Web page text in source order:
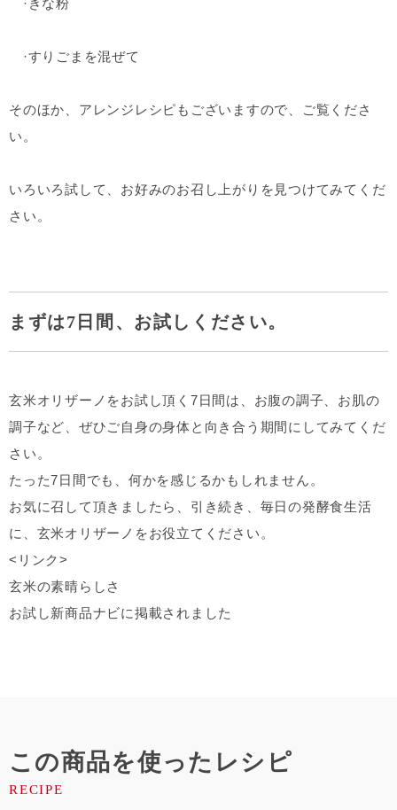
·きな粉
·すりごまを混ぜて
そのほか、アレンジレシピもございますので、ご覧くださ
い。
いろいろ試して、お好みのお召し上がりを見つけてみてくだ
さい。
まずは7日間、お試しください。
玄米オリザーノをお試し頂く7日間は、お腹の調子、お肌の
調子など、ぜひご自身の身体と向き合う期間にしてみてくだ
さい。
たった7日間でも、何かを感じるかもしれません。
お気に召して頂きましたら、引き続き、毎日の発酵食生活
に、玄米オリザーノをお役立てください。
<リンク>
玄米の素晴らしさ
お試し新商品ナビに掲載されました
この商品を使ったレシピ